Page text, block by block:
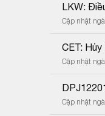
LKW:
Cập nhật
CET:
Cập nhật
Cập nhật